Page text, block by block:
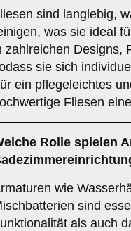
sind langlebig,
was sie ideal
zahlreichen Designs,
sie sich
ein pflegeleichtes
Fliesen
Rolle spielen
wie
sind
als auch